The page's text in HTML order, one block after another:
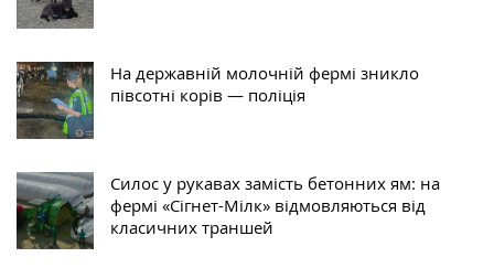
На державній молочній фермі зникло
півсотні корів — поліція
Силос у рукавах замість бетонних ям: на
фермі «Сігнет-Мілк» відмовляються від
класичних траншей